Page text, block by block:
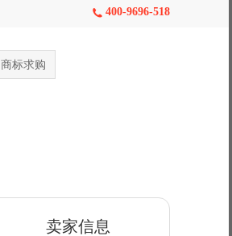
 400-9696-518
商标求购
卖家信息